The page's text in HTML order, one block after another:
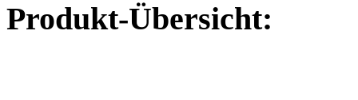
Produkt-Übersicht: